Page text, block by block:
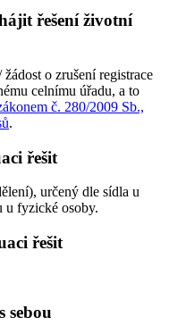
řešení životní
o zrušení registrace
celnímu úřadu, a to
č. 280/2009 Sb.,
.
řešit
určený dle sídla u
u fyzické osoby.
řešit
sebou